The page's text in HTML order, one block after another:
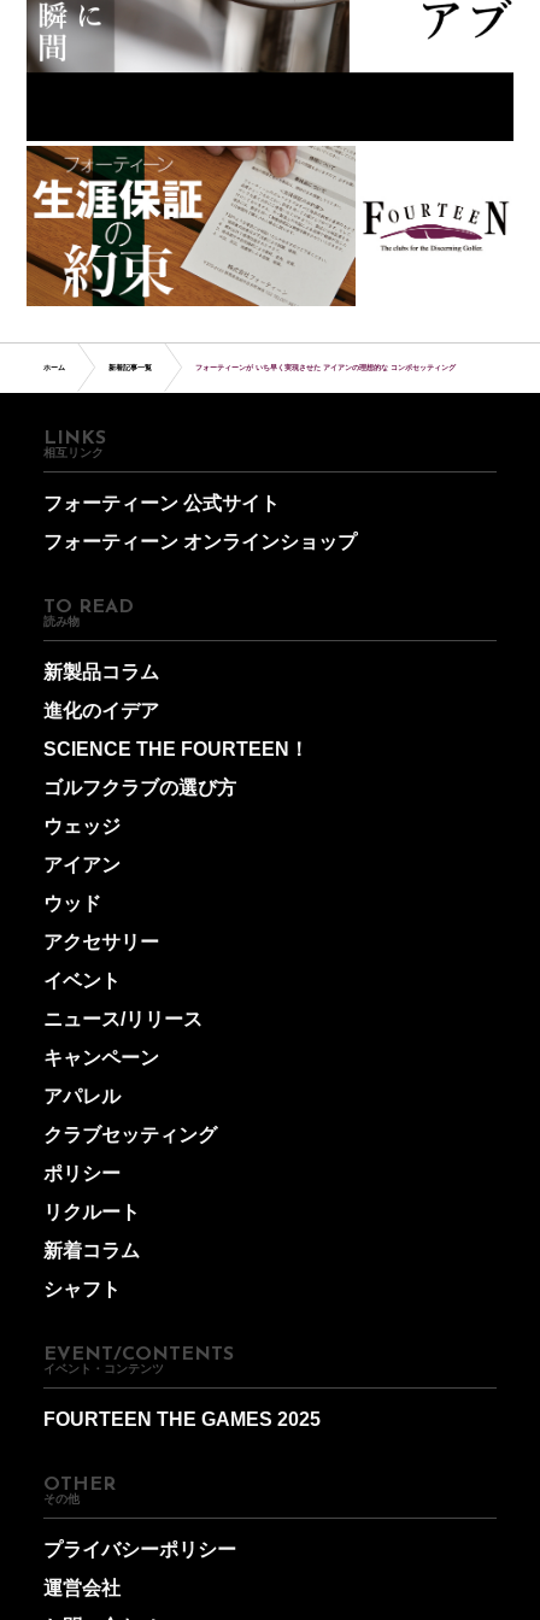
ホーム 新着記事一覧 フォーティーンが いち早く実現させた アイアンの理想的な コンボセッティング
LINKS
相互リンク
フォーティーン 公式サイト
フォーティーン オンラインショップ
TO READ
読み物
新製品コラム
進化のイデア
SCIENCE THE FOURTEEN！
ゴルフクラブの選び方
ウェッジ
アイアン
ウッド
アクセサリー
イベント
ニュース/リリース
キャンペーン
アパレル
クラブセッティング
ポリシー
リクルート
新着コラム
シャフト
EVENT/CONTENTS
イベント・コンテンツ
FOURTEEN THE GAMES 2025
OTHER
その他
プライバシーポリシー
運営会社